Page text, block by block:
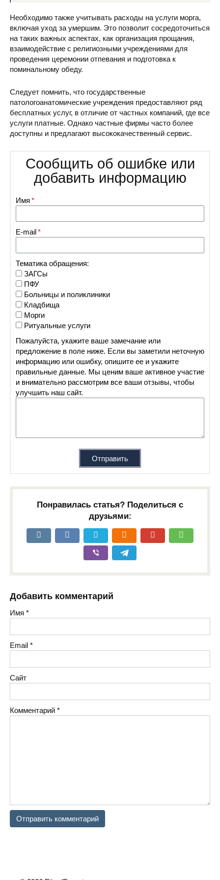
Необходимо также учитывать расходы на услуги морга,
включая уход за умершим. Это позволит сосредоточиться
на таких важных аспектах, как организация прощания,
взаимодействие с религиозными учреждениями для
проведения церемонии отпевания и подготовка к
поминальному обеду.
Следует помнить, что государственные
патологоанатомические учреждения предоставляют ряд
бесплатных услуг, в отличие от частных компаний, где все
услуги платные. Однако частные фирмы часто более
доступны и предлагают высококачественный сервис.
Сообщить об ошибке или
добавить информацию
Имя
E-mail
Тематика обращения:
ЗАГСы
ПФУ
Больницы и поликлиники
Кладбища
Морги
Ритуальные услуги
Пожалуйста, укажите ваше замечание или
предложение в поле ниже. Если вы заметили неточную
информацию или ошибку, опишите ее и укажите
правильные данные. Мы ценим ваше активное участие
и внимательно рассмотрим все ваши отзывы, чтобы
улучшить наш сайт.
Отправить
Понравилась статья? Поделиться с
друзьями:
Добавить комментарий
Имя *
Email *
Сайт
Комментарий *